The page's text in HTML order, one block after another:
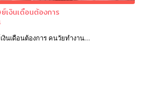
เงินเดือนต้องการ
นเดือนต้องการ คนวัยทำงาน…